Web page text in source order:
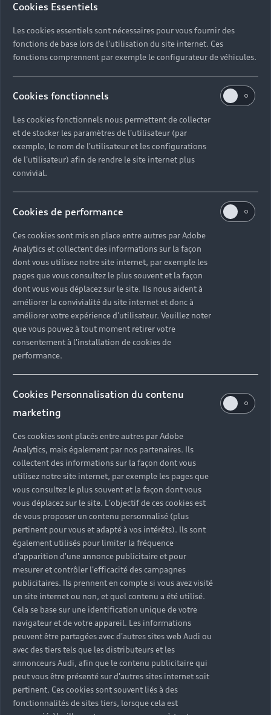
Cookies Essentiels
Les cookies essentiels sont nécessaires pour vous fournir des
fonctions de base lors de l'utilisation du site internet. Ces
fonctions comprennent par exemple le configurateur de véhicules.
Cookies fonctionnels
Les cookies fonctionnels nous permettent de collecter
et de stocker les paramètres de l'utilisateur (par
exemple, le nom de l'utilisateur et les configurations
de l'utilisateur) afin de rendre le site internet plus
convivial.
Cookies de performance
Ces cookies sont mis en place entre autres par Adobe
Analytics et collectent des informations sur la façon
dont vous utilisez notre site internet, par exemple les
pages que vous consultez le plus souvent et la façon
dont vous vous déplacez sur le site. Ils nous aident à
améliorer la convivialité du site internet et donc à
améliorer votre expérience d'utilisateur. Veuillez noter
que vous pouvez à tout moment retirer votre
consentement à l'installation de cookies de
performance.
Cookies Personnalisation du contenu
marketing
Ces cookies sont placés entre autres par Adobe
Analytics, mais également par nos partenaires. Ils
collectent des informations sur la façon dont vous
utilisez notre site internet, par exemple les pages que
vous consultez le plus souvent et la façon dont vous
vous déplacez sur le site. L'objectif de ces cookies est
de vous proposer un contenu personnalisé (plus
pertinent pour vous et adapté à vos intérêts). Ils sont
également utilisés pour limiter la fréquence
d'apparition d'une annonce publicitaire et pour
mesurer et contrôler l'efficacité des campagnes
publicitaires. Ils prennent en compte si vous avez visité
un site internet ou non, et quel contenu a été utilisé.
Cela se base sur une identification unique de votre
navigateur et de votre appareil. Les informations
peuvent être partagées avec d'autres sites web Audi ou
avec des tiers tels que les distributeurs et les
annonceurs Audi, afin que le contenu publicitaire qui
peut vous être présenté sur d'autres sites internet soit
pertinent. Ces cookies sont souvent liés à des
fonctionnalités de sites tiers, lorsque cela est